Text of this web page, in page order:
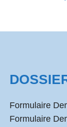
Formulaire
Formulaire